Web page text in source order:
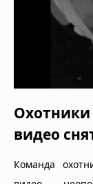
видео
Команда